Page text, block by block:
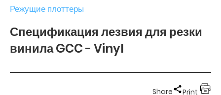
Режущие плоттеры
Спецификация лезвия для резки
винила GCC - Vinyl
Share Print